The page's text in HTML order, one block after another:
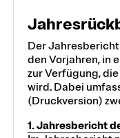
Der
den Vorjahren, in
zur Verfügung,
wird. Dabei
(Druckversion)
1. Jahresbericht